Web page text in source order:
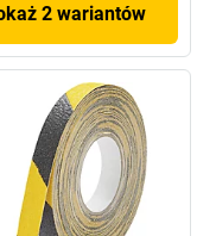
2 wariantów